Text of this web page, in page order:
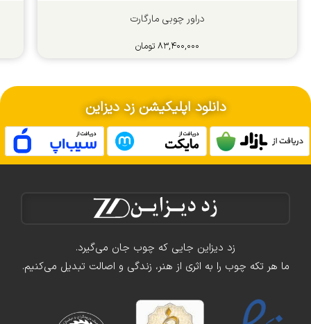
دراور چوبی مارگارت
۸۳,۴۰۰,۰۰۰ تومان
دانلود اپلیکیشن زد دیزاین
زد دیزاین جایی که چوب جان می‌گیرد.
ما هر تکه چوب را به اثری از هنر، زندگی و اصالت تبدیل می‌کنیم.